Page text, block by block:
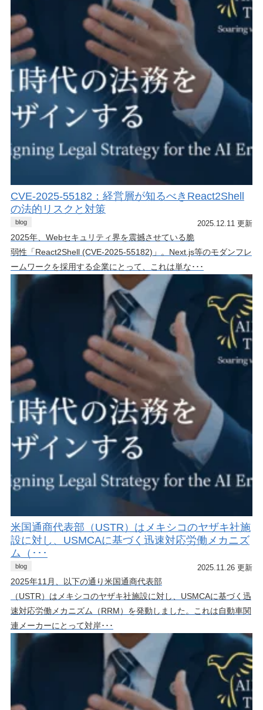
CVE-2025-55182：経営層が知るべきReact2Shell
の法的リスクと対策
blog 2025.12.11 更新
2025年、Webセキュリティ界を震撼させている脆
弱性「React2Shell (CVE-2025-55182)」。Next.js等のモダンフレ
ームワークを採用する企業にとって、これは単な･･･
米国通商代表部（USTR）はメキシコのヤザキ社施
設に対し、USMCAに基づく迅速対応労働メカニズ
ム（･･･
blog 2025.11.26 更新
2025年11月、以下の通り米国通商代表部
（USTR）はメキシコのヤザキ社施設に対し、USMCAに基づく迅
速対応労働メカニズム（RRM）を発動しました。これは自動車関
連メーカーにとって対岸･･･